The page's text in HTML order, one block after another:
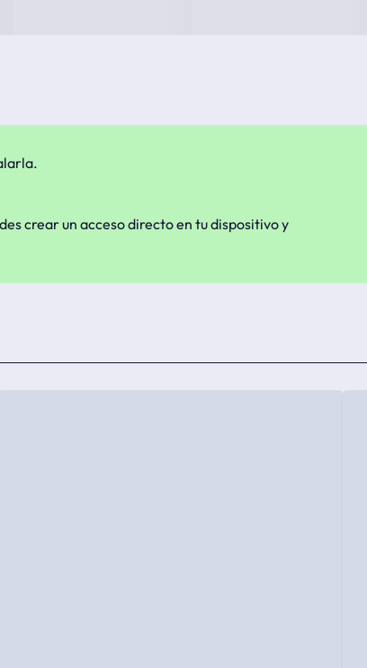
crear un acceso directo en tu dispositivo y